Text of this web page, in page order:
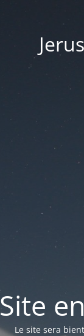
Site
Le site sera